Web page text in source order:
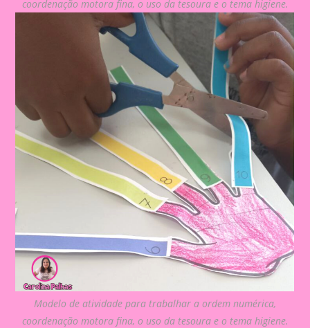
coordenação motora fina, o uso da tesoura e o tema higiene.
Modelo de atividade para trabalhar a ordem numérica,
coordenação motora fina, o uso da tesoura e o tema higiene.